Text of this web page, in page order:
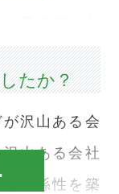
ーズになじむ
たか？
沢山ある会
山ある会社
関係性を築